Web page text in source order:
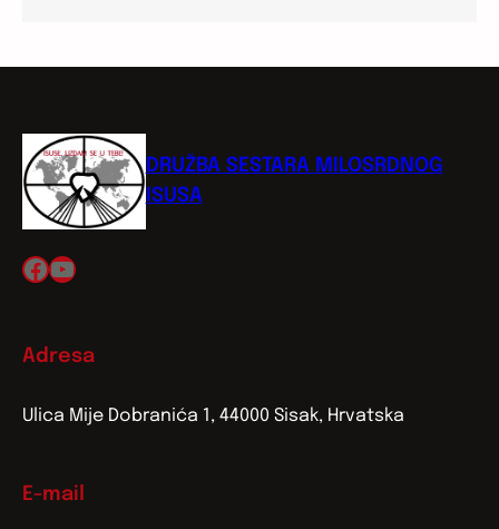
DRUŽBA SESTARA MILOSRDNOG
ISUSA
Facebook
YouTube
Adresa
Ulica Mije Dobranića 1, 44000 Sisak, Hrvatska
E-mail